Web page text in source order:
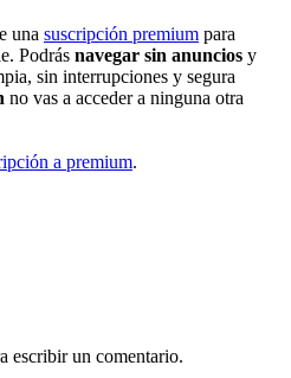
una suscripción premium para
Podrás navegar sin anuncios y
sin interrupciones y segura
no vas a acceder a ninguna otra
a premium.
escribir un comentario.